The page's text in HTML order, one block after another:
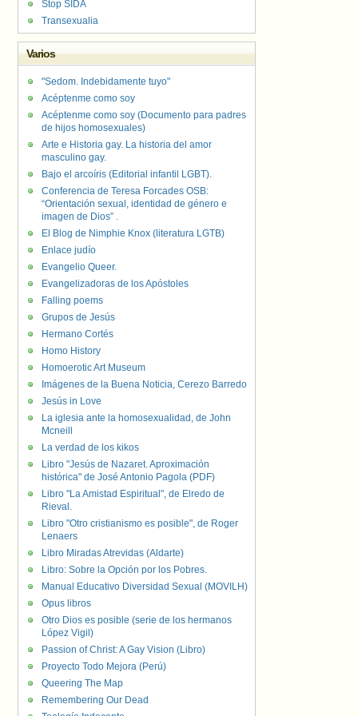
Stop SIDA
Transexualia
Varios
"Sedom. Indebidamente tuyo"
Acéptenme como soy
Acéptenme como soy (Documento para padres
de hijos homosexuales)
Arte e Historia gay. La historia del amor
masculino gay.
Bajo el arcoíris (Editorial infantil LGBT).
Conferencia de Teresa Forcades OSB:
“Orientación sexual, identidad de género e
imagen de Dios” .
El Blog de Nimphie Knox (literatura LGTB)
Enlace judío
Evangelio Queer.
Evangelizadoras de los Apóstoles
Falling poems
Grupos de Jesús
Hermano Cortés
Homo History
Homoerotic Art Museum
Imágenes de la Buena Noticia, Cerezo Barredo
Jesús in Love
La iglesia ante la homosexualidad, de John
Mcneill
La verdad de los kikos
Libro "Jesús de Nazaret. Aproximación
histórica" de José Antonio Pagola (PDF)
Libro "La Amistad Espiritual", de Elredo de
Rieval.
Libro "Otro cristianismo es posible", de Roger
Lenaers
Libro Miradas Atrevidas (Aldarte)
Libro: Sobre la Opción por los Pobres.
Manual Educativo Diversidad Sexual (MOVILH)
Opus libros
Otro Dios es posible (serie de los hermanos
López Vigil)
Passion of Christ: A Gay Vision (Libro)
Proyecto Todo Mejora (Perú)
Queering The Map
Remembering Our Dead